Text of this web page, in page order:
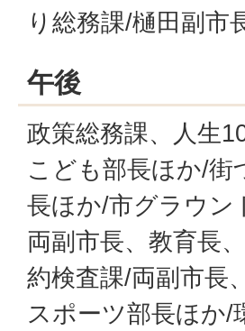
り総務課/樋田副市
午後
政策総務課、人生
こども部長ほか/街
長ほか/市グラウン
両副市長、教育長
約検査課/両副市長
スポーツ部長ほか/